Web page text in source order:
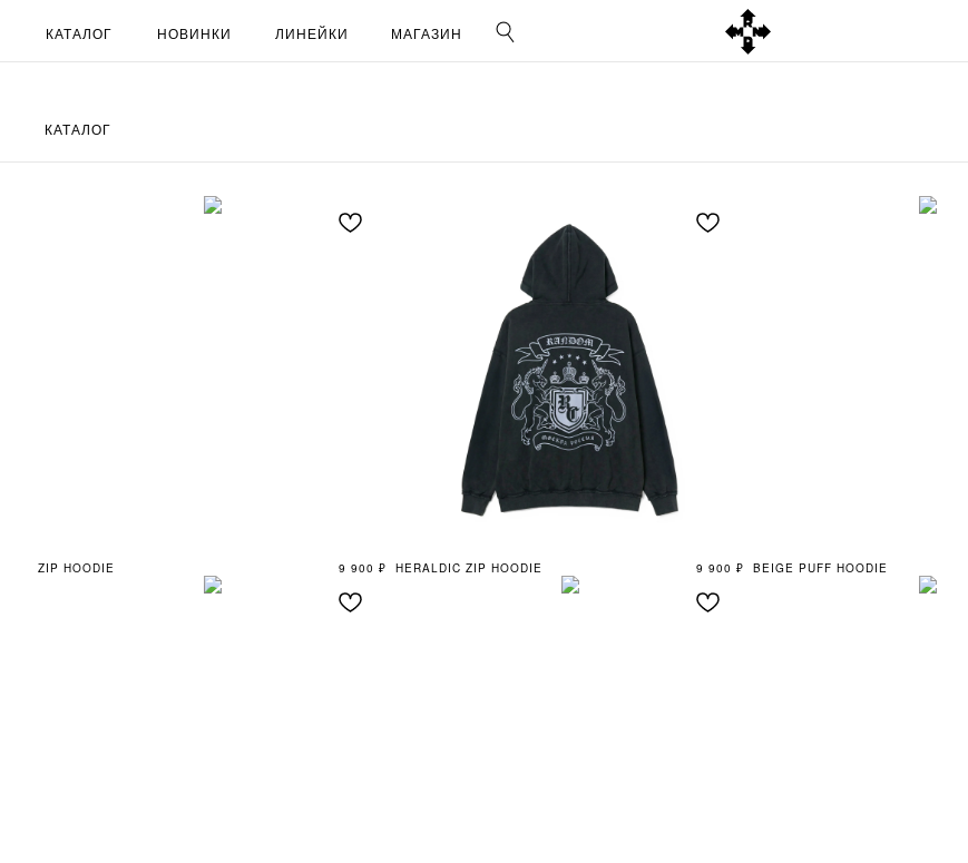
НОВИНКИ ЛИНЕЙКИ МАГАЗИН
КАТАЛОГ
КАТАЛОГ
ZIP HOODIE 9 900 ₽ HERALDIC ZIP HOODIE 9 900 ₽ BEIGE PUFF HOODIE